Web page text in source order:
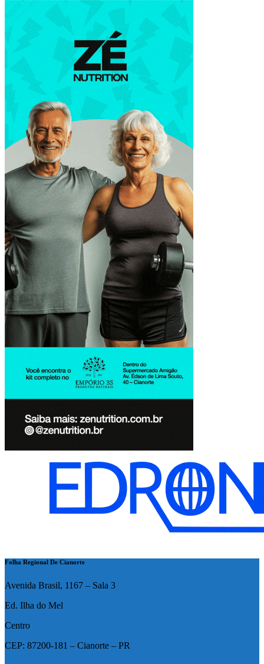
Folha Regional De Cianorte
Avenida Brasil, 1167 – Sala 3
Ed. Ilha do Mel
Centro
CEP: 87200-181 – Cianorte – PR